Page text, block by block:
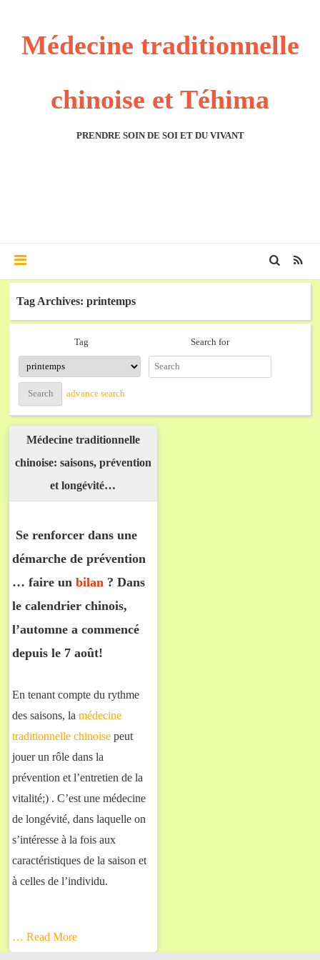
Médecine traditionnelle
chinoise et Téhima
PRENDRE SOIN DE SOI ET DU VIVANT
Tag Archives: printemps
Tag Search for
advance search
Médecine traditionnelle
chinoise: saisons, prévention
et longévité…
Se renforcer dans une
démarche de prévention
… faire unbilan ? Dans
le calendrier chinois,
l’automne a commencé
depuis le 7 août!
En tenant compte du rythme
des saisons, lamédecine
traditionnelle chinoise peut
jouer un rôle dans la
prévention et l’entretien de la
vitalité;) . C’est une médecine
de longévité, dans laquelle on
s’intéresse à la fois aux
caractéristiques de la saison et
à celles de l’individu.
… Read More